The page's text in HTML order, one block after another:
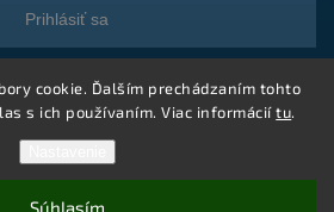
cookie. Ďalším prechádzaním tohto
s ich používaním. Viac informáciítu.
Súhlasím
Prihlásiť sa